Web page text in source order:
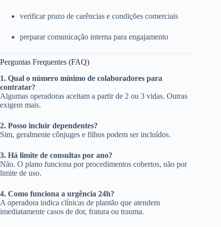
verificar prazo de carências e condições comerciais
preparar comunicação interna para engajamento
Perguntas Frequentes (FAQ)
1. Qual o número mínimo de colaboradores para
contratar?
Algumas operadoras aceitam a partir de 2 ou 3 vidas. Outras
exigem mais.
2. Posso incluir dependentes?
Sim, geralmente cônjuges e filhos podem ser incluídos.
3. Há limite de consultas por ano?
Não. O plano funciona por procedimentos cobertos, não por
limite de uso.
4. Como funciona a urgência 24h?
A operadora indica clínicas de plantão que atendem
imediatamente casos de dor, fratura ou trauma.